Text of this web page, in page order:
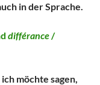
in der Sprache.
différance/
möchte sagen,